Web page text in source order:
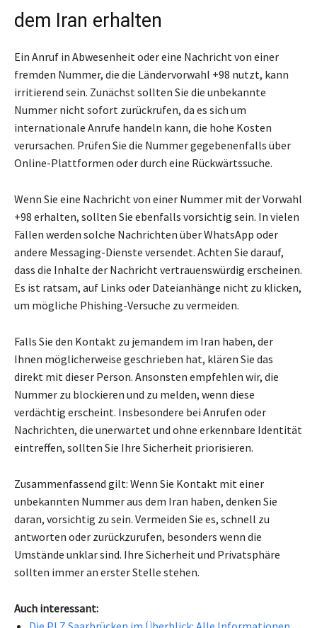
dem Iran erhalten
Ein Anruf in Abwesenheit oder eine Nachricht von einer
fremden Nummer, die die Ländervorwahl +98 nutzt, kann
irritierend sein. Zunächst sollten Sie die unbekannte
Nummer nicht sofort zurückrufen, da es sich um
internationale Anrufe handeln kann, die hohe Kosten
verursachen. Prüfen Sie die Nummer gegebenenfalls über
Online-Plattformen oder durch eine Rückwärtssuche.
Wenn Sie eine Nachricht von einer Nummer mit der Vorwahl
+98 erhalten, sollten Sie ebenfalls vorsichtig sein. In vielen
Fällen werden solche Nachrichten über WhatsApp oder
andere Messaging-Dienste versendet. Achten Sie darauf,
dass die Inhalte der Nachricht vertrauenswürdig erscheinen.
Es ist ratsam, auf Links oder Dateianhänge nicht zu klicken,
um mögliche Phishing-Versuche zu vermeiden.
Falls Sie den Kontakt zu jemandem im Iran haben, der
Ihnen möglicherweise geschrieben hat, klären Sie das
direkt mit dieser Person. Ansonsten empfehlen wir, die
Nummer zu blockieren und zu melden, wenn diese
verdächtig erscheint. Insbesondere bei Anrufen oder
Nachrichten, die unerwartet und ohne erkennbare Identität
eintreffen, sollten Sie Ihre Sicherheit priorisieren.
Zusammenfassend gilt: Wenn Sie Kontakt mit einer
unbekannten Nummer aus dem Iran haben, denken Sie
daran, vorsichtig zu sein. Vermeiden Sie es, schnell zu
antworten oder zurückzurufen, besonders wenn die
Umstände unklar sind. Ihre Sicherheit und Privatsphäre
sollten immer an erster Stelle stehen.
Auch interessant: